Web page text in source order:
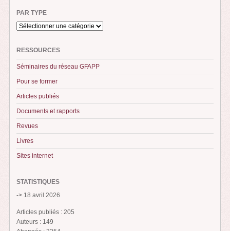
PAR TYPE
RESSOURCES
Séminaires du réseau GFAPP
Pour se former
Articles publiés
Documents et rapports
Revues
Livres
Sites internet
STATISTIQUES
-> 18 avril 2026
Articles publiés : 205
Auteurs : 149